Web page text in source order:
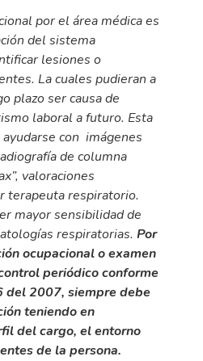
por el área médica es
del sistema
lesiones o
La cuales pudieran a
plazo ser causa de
laboral a futuro. Esta
con imágenes
de columna
valoraciones
terapeuta respiratorio.
mayor sensibilidad de
respiratorias. Por
ocupacional o examen
periódico conforme
del 2007, siempre debe
teniendo en
del cargo, el entorno
de la persona.